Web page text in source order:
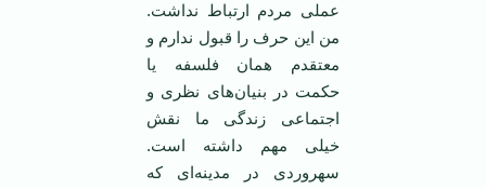
عملی مردم ارتباط نداشت.
من این حرف را قبول ندارم و
معتقدم‌‌ همان فلسفه یا
حکمت در بنیان‌های نظری و
اجتماعی زندگی ما نقش
خیلی مهم داشته است.
سهروردی در مدینه‌ای که